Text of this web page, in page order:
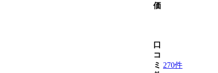
価
口
コ
ミ 270件